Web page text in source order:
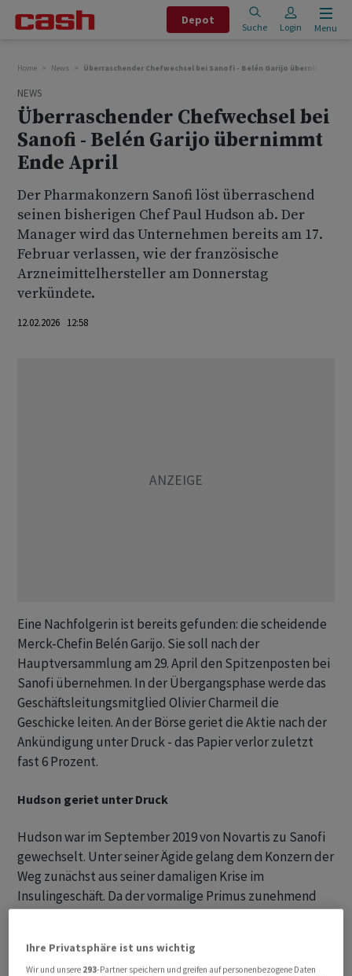
Depot
Suche Login Menu
Home News Überraschender Chefwechsel bei Sanofi - Belén Garijo übernimmt
NEWS
Überraschender Chefwechsel bei
Sanofi - Belén Garijo übernimmt
Ende April
Der Pharmakonzern Sanofi löst überraschend
seinen bisherigen Chef Paul Hudson ab. Der
Manager wird das Unternehmen bereits am 17.
Februar verlassen, wie der französische
Arzneimittelhersteller am Donnerstag
verkündete.
12.02.2026 12:58
Eine Nachfolgerin ist bereits gefunden: die scheidende
Merck-Chefin Belén Garijo. Sie soll nach der
Hauptversammlung am 29. April den Spitzenposten bei
Sanofi übernehmen. In der Übergangsphase werde das
Geschäftsleitungsmitglied Olivier Charmeil die
Geschicke leiten. An der Börse geriet die Aktie nach der
Ankündigung unter Druck - das Papier verlor zuletzt
fast 6 Prozent.
Hudson geriet unter Druck
Hudson war im September 2019 von Novartis zu Sanofi
gewechselt. Unter seiner Ägide gelang dem Konzern der
Weg zunächst aus seiner damaligen Krise im
Insulingeschäft. Da der vormalige Primus zunehmend
Geschäft.
Ihre Privatsphäre ist uns wichtig
Wir und unsere 293-Partner speichern und greifen auf personenbezogene Daten